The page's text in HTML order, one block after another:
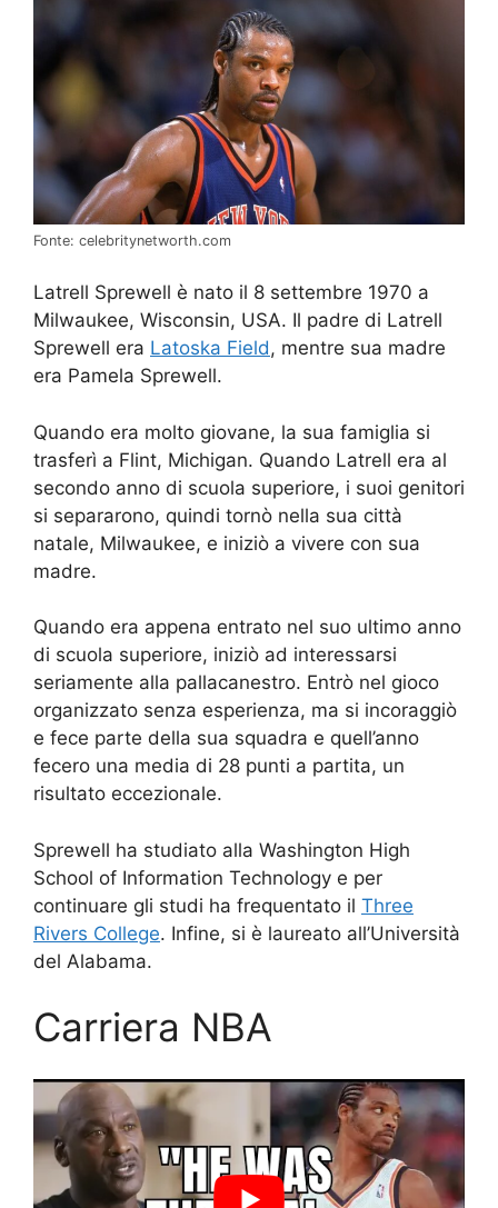
Fonte: celebritynetworth.com
Latrell Sprewell è nato il 8 settembre 1970 a
Milwaukee, Wisconsin, USA. Il padre di Latrell
Sprewell era Latoska Field, mentre sua madre
era Pamela Sprewell.
Quando era molto giovane, la sua famiglia si
trasferì a Flint, Michigan. Quando Latrell era al
secondo anno di scuola superiore, i suoi genitori
si separarono, quindi tornò nella sua città
natale, Milwaukee, e iniziò a vivere con sua
madre.
Quando era appena entrato nel suo ultimo anno
di scuola superiore, iniziò ad interessarsi
seriamente alla pallacanestro. Entrò nel gioco
organizzato senza esperienza, ma si incoraggiò
e fece parte della sua squadra e quell’anno
fecero una media di 28 punti a partita, un
risultato eccezionale.
Sprewell ha studiato alla Washington High
School of Information Technology e per
continuare gli studi ha frequentato il Three
Rivers College. Infine, si è laureato all’Università
del Alabama.
Carriera NBA